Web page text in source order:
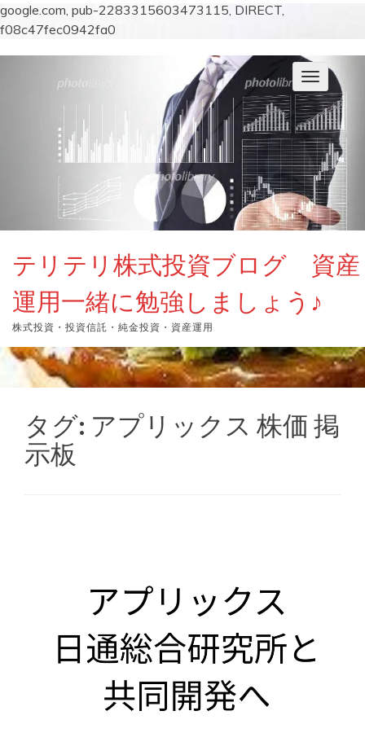
google.com, pub-2283315603473115, DIRECT,
f08c47fec0942fa0
ナ
ビ
ゲ
ー
シ
ョ
ン
を
切
り
替
テリテリ株式投資ブログ 資産
運用一緒に勉強しましょう♪
株式投資・投資信託・純金投資・資産運用
タグ: アプリックス 株価 掲
示板